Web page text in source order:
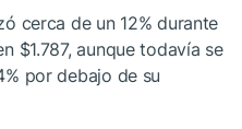
cerca de un 12% durante
$1.787, aunque todavía se
por debajo de su